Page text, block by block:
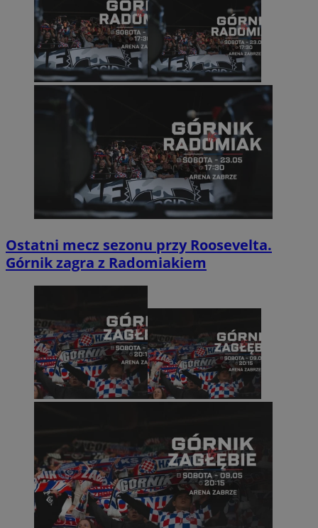
Ostatni mecz sezonu przy Roosevelta.
Górnik zagra z Radomiakiem